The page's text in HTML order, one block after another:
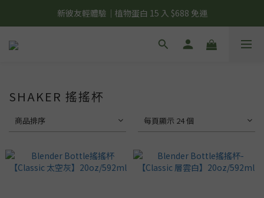
夏日輕補給｜500g 植物蛋白最低 $373 起
新彼友輕體驗｜植物蛋白 15 入 $688 免運
美力開肌｜滿 $1,488 贈美日肌酸 1 包
SHAKER 搖搖杯
商品排序 每頁顯示 24 個